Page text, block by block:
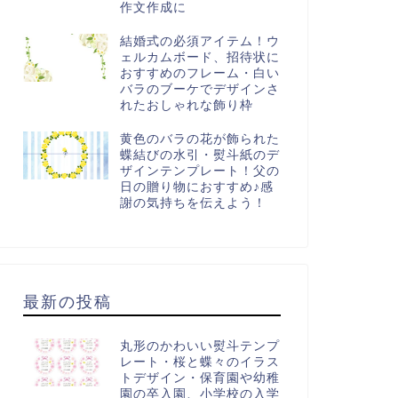
作文作成に
結婚式の必須アイテム！ウ
ェルカムボード、招待状に
おすすめのフレーム・白い
バラのブーケでデザインさ
れたおしゃれな飾り枠
黄色のバラの花が飾られた
蝶結びの水引・熨斗紙のデ
ザインテンプレート！父の
日の贈り物におすすめ♪感
謝の気持ちを伝えよう！
最新の投稿
丸形のかわいい熨斗テンプ
レート・桜と蝶々のイラス
トデザイン・保育園や幼稚
園の卒入園、小学校の入学